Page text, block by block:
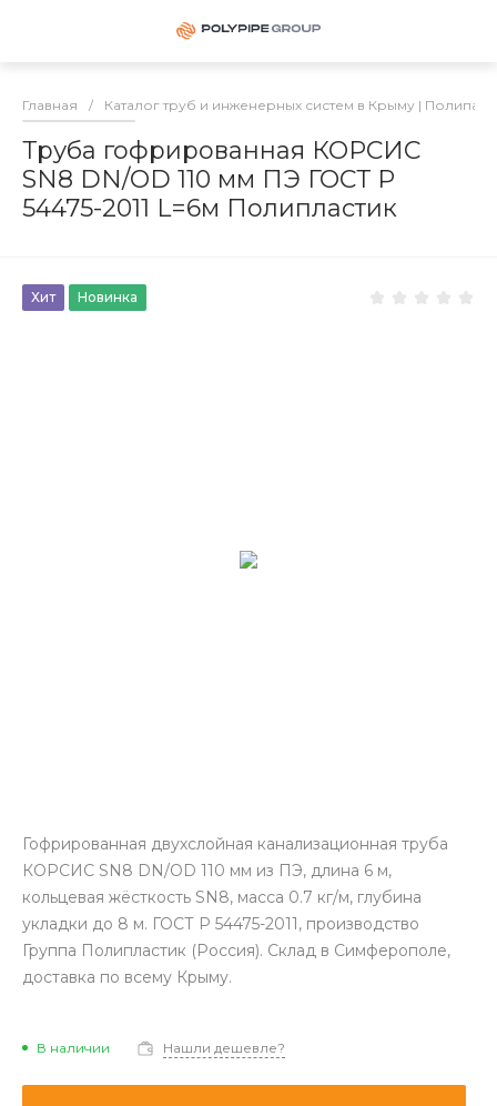
Главная / Каталог труб и инженерных систем в Крыму |
Труба гофрированная КОРСИС
SN8 DN/OD 110 мм ПЭ ГОСТ Р
54475-2011 L=6м Полипластик
Хит Новинка
Гофрированная двухслойная канализационная труба
КОРСИС SN8 DN/OD 110 мм из ПЭ, длина 6 м,
кольцевая жёсткость SN8, масса 0.7 кг/м, глубина
укладки до 8 м. ГОСТ Р 54475-2011, производство
Группа Полипластик (Россия). Склад в Симферополе,
доставка по всему Крыму.
В наличии Нашли дешевле?